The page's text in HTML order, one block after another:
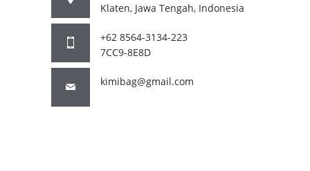
Klaten, Jawa Tengah, Indonesia
+62 8564-3134-223
7CC9-8E8D
kimibag@gmail.com